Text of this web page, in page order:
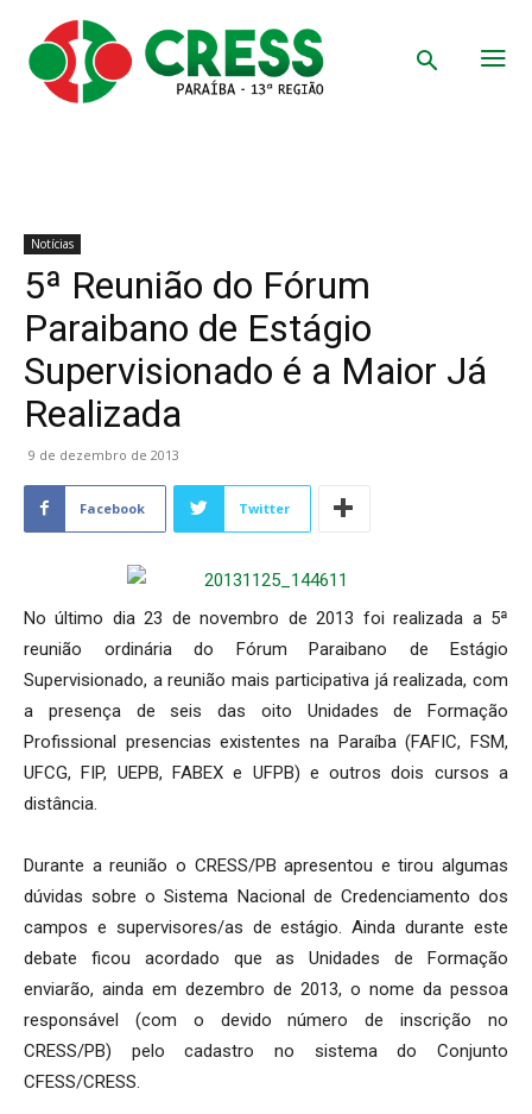
Notícias
5ª Reunião do Fórum
Paraibano de Estágio
Supervisionado é a Maior Já
Realizada
9 de dezembro de 2013
Facebook Twitter
No último dia 23 de novembro de 2013 foi realizada a 5ª
reunião ordinária do Fórum Paraibano de Estágio
Supervisionado, a reunião mais participativa já realizada, com
a presença de seis das oito Unidades de Formação
Profissional presencias existentes na Paraíba (FAFIC, FSM,
UFCG, FIP, UEPB, FABEX e UFPB) e outros dois cursos a
distância.
Durante a reunião o CRESS/PB apresentou e tirou algumas
dúvidas sobre o Sistema Nacional de Credenciamento dos
campos e supervisores/as de estágio. Ainda durante este
debate ficou acordado que as Unidades de Formação
enviarão, ainda em dezembro de 2013, o nome da pessoa
responsável (com o devido número de inscrição no
CRESS/PB) pelo cadastro no sistema do Conjunto
CFESS/CRESS.